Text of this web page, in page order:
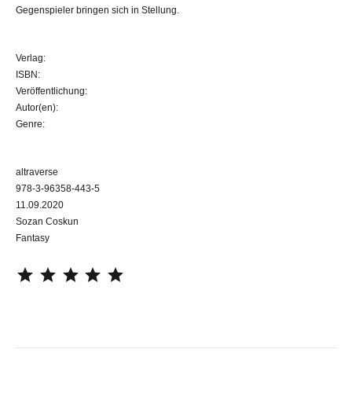
Gegenspieler bringen sich in Stellung.
Verlag:
ISBN:
Veröffentlichung:
Autor(en):
Genre:
altraverse
978-3-96358-443-5
11.09.2020
Sozan Coskun
Fantasy